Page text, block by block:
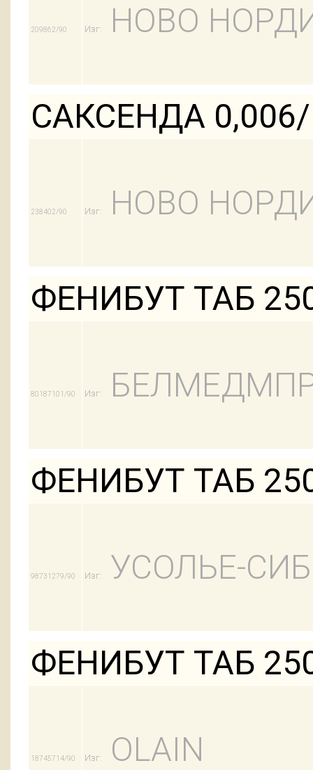
209862/90 Изг: НОВО
САКСЕНДА
238402/90 Изг: НОВО
ФЕНИБУТ ТАБ
80187101/90 Изг:
ФЕНИБУТ ТАБ
98731279/90 Изг: УСОЛЬЕ-
ФЕНИБУТ ТАБ
18745714/90 Изг: OLAIN